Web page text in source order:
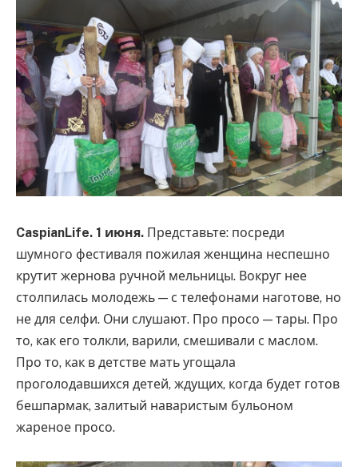
CaspianLife. 1 июня. Представьте: посреди
шумного фестиваля пожилая женщина неспешно
крутит жернова ручной мельницы. Вокруг нее
столпилась молодежь — с телефонами наготове, но
не для селфи. Они слушают. Про просо — тары. Про
то, как его толкли, варили, смешивали с маслом.
Про то, как в детстве мать угощала
проголодавшихся детей, ждущих, когда будет готов
бешпармак, залитый наваристым бульоном
жареное просо.